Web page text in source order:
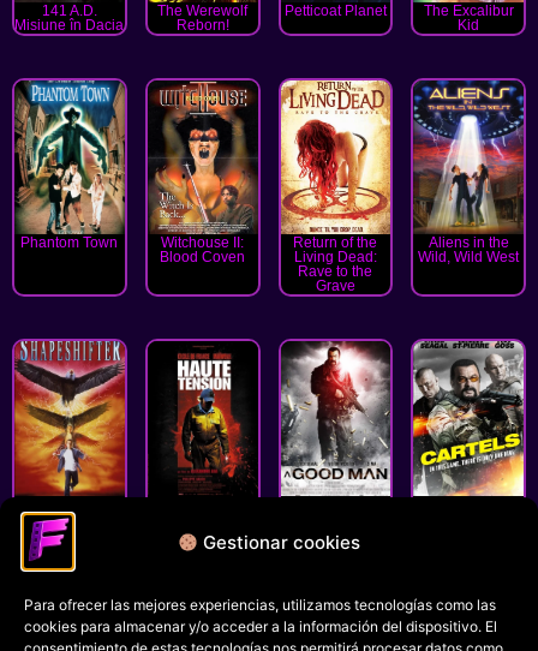
Gestionar cookies
Para ofrecer las mejores experiencias, utilizamos tecnologías como las
cookies para almacenar y/o acceder a la información del dispositivo. El
141 A.D.
Misiune în Dacia
The Werewolf
Reborn!
Petticoat Planet
The Excalibur
Kid
Phantom Town
Witchouse II:
Blood Coven
Return of the
Living Dead:
Rave to the
Grave
Aliens in the
Wild, Wild West
« Anterior 1 2 3 Siguiente »
Política de privacidad